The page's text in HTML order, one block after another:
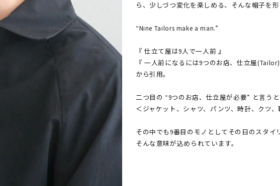
ら、少しづつ変化を楽しめる、そんな帽子を形
“Nine Tailors make a man.”
『 仕立て屋は9人で一人前 』
『 一人前になるには9つのお店、仕立屋
から引用。
二つ目の “9つのお店、仕立屋が必要” と言う
＜ジャケット、シャツ、パンツ、時計、クツ
その中でも9番目のモノとしてその日のスタイ
そんな意味が込められています。